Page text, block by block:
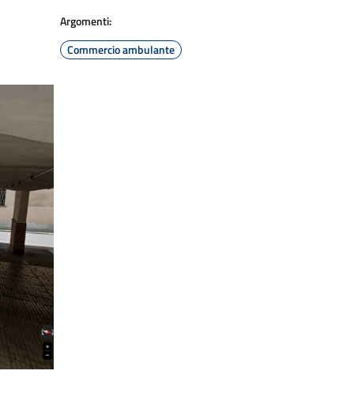
Argomenti:
Commercio ambulante